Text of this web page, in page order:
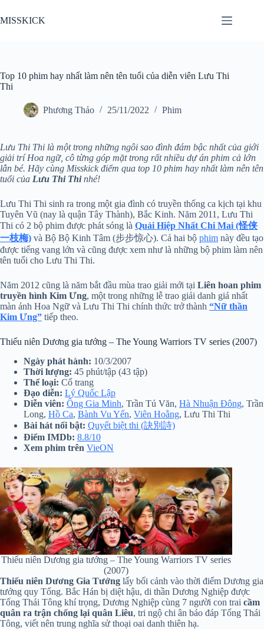
đến
phần
MISSKICK
Top 10 phim hay nhất làm nên tên tuổi của diễn viên Lưu Thi
Thi
Phương Thảo 25/11/2022 Phim
Lưu Thi Thi là một trong những ngôi sao đình đám bậc nhất của giới
giải trí Hoa ngữ, cô từng góp mặt trong rất nhiều dự án phim cả lớn
lẫn bé. Hãy cùng Misskick điểm qua top 10 phim hay nhất làm nên tên
tuổi của Lưu Thi Thinhé!
Lưu Thi Thi sinh ra trong một gia đình có truyền thống ca kịch tại khu
Tuyên Vũ (nay là quận Tây Thành), Bắc Kinh. Năm 2011, Lưu Thi
Thi có 2 bộ phim được phát sóng là Quái Hiệp Nhất Chi Mai (怪侠
一枝梅) và Bộ Bộ Kinh Tâm (步步惊心). Cả hai bộ phim này đều tạo
được tiếng vang lớn và cũng được xem như là những bộ phim làm nên
tên tuổi cho Lưu Thi Thi.
Năm 2012 cũng là năm bắt đầu mùa trao giải mới tại Liên hoan phim
truyền hình Kim Ưng, một trong những lễ trao giải danh giá nhất
màn ảnh Hoa Ngữ và Lưu Thi Thi chính thức trở thành “Nữ thần
Kim Ưng” tiếp theo.
Thiếu niên Dương gia tướng – The Young Warriors TV series (2007)
Ngày phát hành: 10/3/2007
Thời lượng: 45 phút/tập (43 tập)
Thể loại: Cổ trang
Đạo diễn: Lý Quốc Lập
Diễn viên: Ông Gia Minh, Trần Tú Văn, Hà Nhuận Đông, Trần
Long, Hồ Ca, Bành Vu Yến, Viên Hoằng, Lưu Thi Thi
Bài hát nổi bật: Quyết biệt thi (訣別詩)
Điểm IMDb: 8.8/10
Xem phim trên VieON
Thiếu niên Dương gia tướng – The Young Warriors TV series
(2007)
Thiếu niên Dương Gia Tướng lấy bối cảnh vào thời điểm Dương gia
tướng quy Tống. Bắc Hán bị diệt hậu, di thần Dương Nghiệp được
Tống Thái Tông khí trọng, Dương Nghiệp cùng 7 người con trai cầm
quân ra trận chống lại quân Liêu, tri ngộ chi ân báo đáp Tống Thái
Tông, viết nên trung nghĩa sử thoại oai danh thiên hạ.